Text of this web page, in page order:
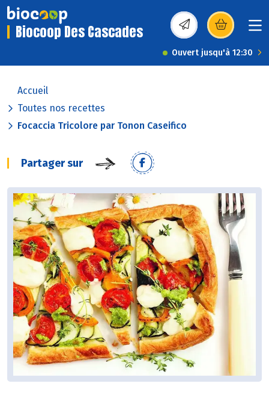
Biocoop Des Cascades (s’ouvre dans une
Ouvert jusqu'à 12:30
Accueil
Toutes nos recettes
Focaccia Tricolore par Tonon Caseifico
Partager sur